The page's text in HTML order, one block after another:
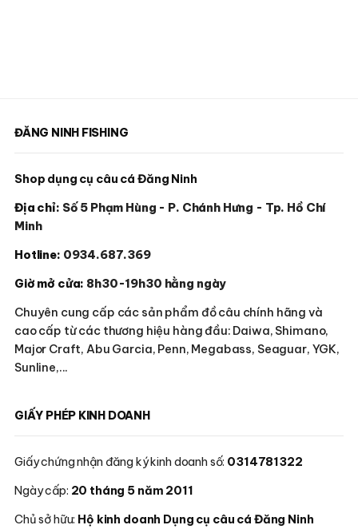
ĐĂNG NINH FISHING
Shop dụng cụ câu cá Đăng Ninh
Địa chỉ: Số 5 Phạm Hùng - P. Chánh Hưng - Tp. Hồ Chí
Minh
Hotline: 0934.687.369
Giờ mở cửa: 8h30-19h30 hằng ngày
Chuyên cung cấp các sản phẩm đồ câu chính hãng và
cao cấp từ các thương hiệu hàng đầu: Daiwa, Shimano,
Major Craft, Abu Garcia, Penn, Megabass, Seaguar, YGK,
Sunline,...
GIẤY PHÉP KINH DOANH
Giấy chứng nhận đăng ký kinh doanh số: 0314781322
Ngày cấp: 20 tháng 5 năm 2011
Chủ sở hữu: Hộ kinh doanh Dụng cụ câu cá Đăng Ninh